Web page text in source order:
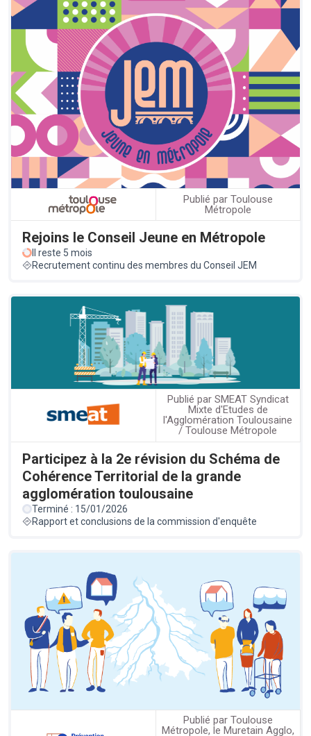
Publié par Toulouse
Métropole
Rejoins le Conseil Jeune en Métropole
Il reste 5 mois
Recrutement continu des membres du Conseil JEM
Publié par SMEAT Syndicat
Mixte d'Etudes de
l'Agglomération Toulousaine
/ Toulouse Métropole
Participez à la 2e révision du Schéma de
Cohérence Territorial de la grande
agglomération toulousaine
Terminé : 15/01/2026
Rapport et conclusions de la commission d'enquête
Publié par Toulouse
Métropole, le Muretain Agglo,